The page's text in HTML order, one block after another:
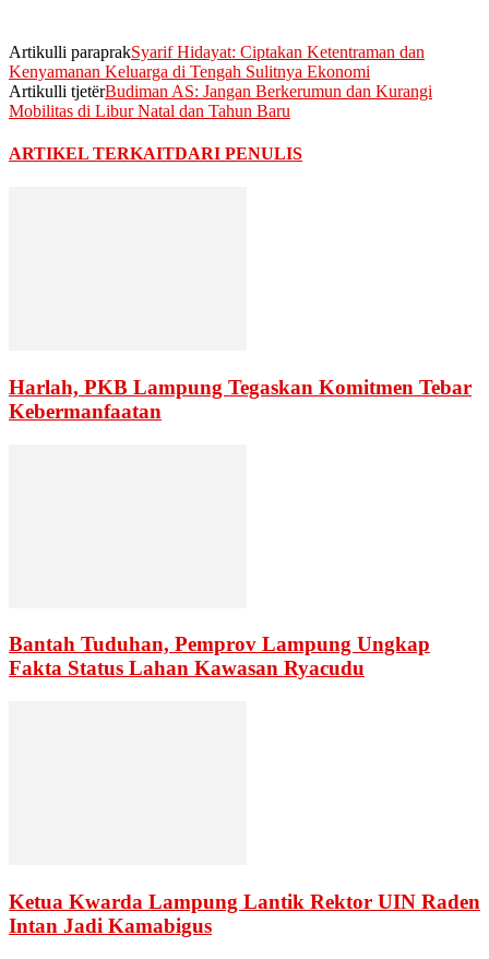
Artikulli paraprakSyarif Hidayat: Ciptakan Ketentraman dan
Kenyamanan Keluarga di Tengah Sulitnya Ekonomi
Artikulli tjetërBudiman AS: Jangan Berkerumun dan Kurangi
Mobilitas di Libur Natal dan Tahun Baru
ARTIKEL TERKAITDARI PENULIS
Harlah, PKB Lampung Tegaskan Komitmen Tebar
Kebermanfaatan
Bantah Tuduhan, Pemprov Lampung Ungkap
Fakta Status Lahan Kawasan Ryacudu
Ketua Kwarda Lampung Lantik Rektor UIN Raden
Intan Jadi Kamabigus